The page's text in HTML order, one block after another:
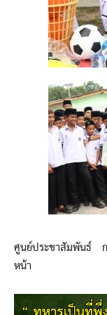
ศูนย์ประชาสัมพันธ์ ก
หน้า